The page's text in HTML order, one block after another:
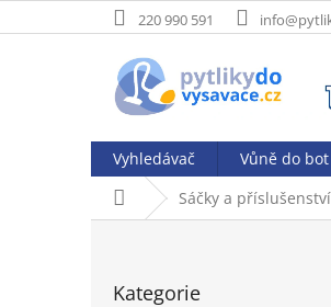
na
220 990 591
Vyhledávač Vůně do bot
Domů Sáčky a
kategorie
Kategorie